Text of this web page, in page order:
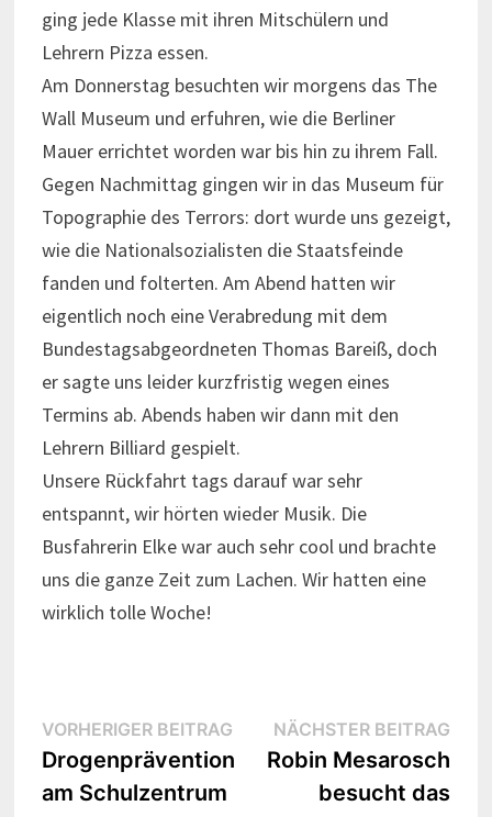
ging jede Klasse mit ihren Mitschülern und
Lehrern Pizza essen.
Am Donnerstag besuchten wir morgens das The
Wall Museum und erfuhren, wie die Berliner
Mauer errichtet worden war bis hin zu ihrem Fall.
Gegen Nachmittag gingen wir in das Museum für
Topographie des Terrors: dort wurde uns gezeigt,
wie die Nationalsozialisten die Staatsfeinde
fanden und folterten. Am Abend hatten wir
eigentlich noch eine Verabredung mit dem
Bundestagsabgeordneten Thomas Bareiß, doch
er sagte uns leider kurzfristig wegen eines
Termins ab. Abends haben wir dann mit den
Lehrern Billiard gespielt.
Unsere Rückfahrt tags darauf war sehr
entspannt, wir hörten wieder Musik. Die
Busfahrerin Elke war auch sehr cool und brachte
uns die ganze Zeit zum Lachen. Wir hatten eine
wirklich tolle Woche!
Beitrags-
Navigation
VORHERIGER BEITRAGVorheriger
Beitrag:
Drogenprävention
am Schulzentrum
NÄCHSTER BEITRAG
Robin Mesarosch
besucht das